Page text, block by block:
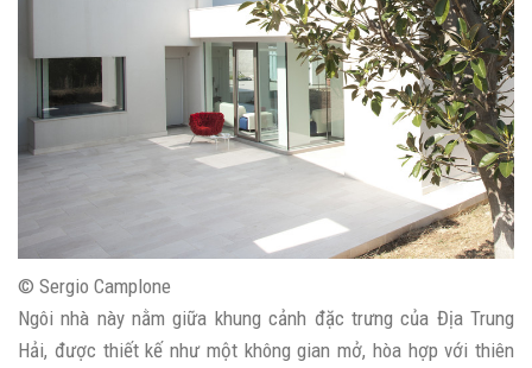
© Sergio Camplone
Ngôi nhà này nằm giữa khung cảnh đặc trưng của Địa Trung
Hải, được thiết kế như một không gian mở, hòa hợp với thiên